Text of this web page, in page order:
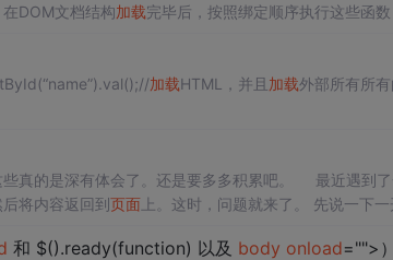
在DOM文档结构加载完毕后，按照绑定顺序执行这些函
加载HTML，并且 加载外部所有所
些真的是深有体会了。还是要多多积累吧。 最近遇到
将内容返回到页面上。这时，问题就来了。 先说一下一
和 $().ready(function) 以及 body onload="">